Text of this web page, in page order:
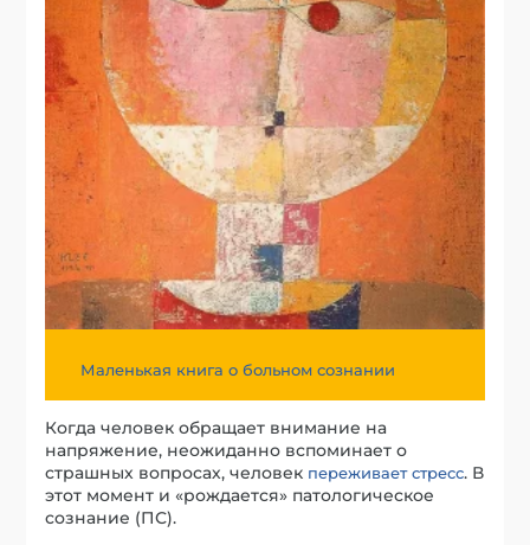
Маленькая книга о больном сознании
Когда человек обращает внимание на
напряжение, неожиданно вспоминает о
страшных вопросах, человек переживает стресс. В
этот момент и «рождается» патологическое
сознание (ПС).